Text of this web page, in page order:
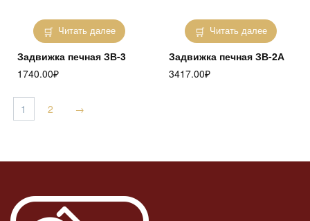
Читать далее
Задвижка печная ЗВ-3
1740.00₽
Читать далее
Задвижка печная ЗВ-2А
3417.00₽
1 2 →